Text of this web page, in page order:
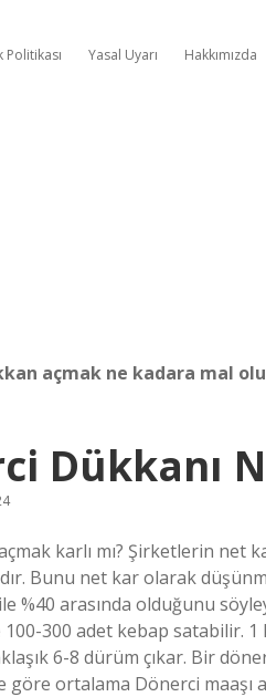
Politikası Yasal Uyarı Hakkımızda
açmak ne kadara mal
Dükkanı
karlı mı? Şirketlerin net
Bunu net kar olarak
%40 arasında olduğunu
100-300 adet kebap satabilir.
6-8 dürüm çıkar. Bir
göre ortalama Dönerci maaşı